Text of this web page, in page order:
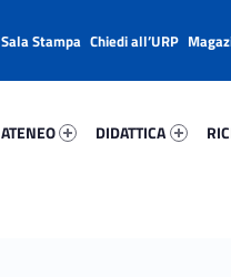
ATENEO
DIDATTICA
Sala Stampa Chiedi all’URP